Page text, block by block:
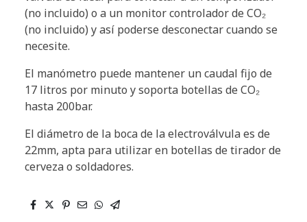
(no incluido) o a un monitor controlador de CO₂
(no incluido) y así poderse desconectar cuando se
necesite.
El manómetro puede mantener un caudal fijo de
17 litros por minuto y soporta botellas de CO₂
hasta 200bar.
El diámetro de la boca de la electroválvula es de
22mm, apta para utilizar en botellas de tirador de
cerveza o soldadores.